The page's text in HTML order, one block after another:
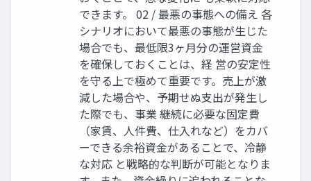
できます。 02 / 最悪の事態への備え 各
シナリオにおいて最悪の事態が生じた
場合でも、最低限3ヶ月分の運営資金
を確保しておくことは、経 営の安定性
を守る上で極めて重要です。売上が激
減した場合や、予期せぬ支出が発生し
た際でも、事業 継続に必要な固定費
（家賃、人件費、仕入れなど）をカバ
ーできる余裕資金があることで、冷静
な対応 と戦略的な判断が可能となりま